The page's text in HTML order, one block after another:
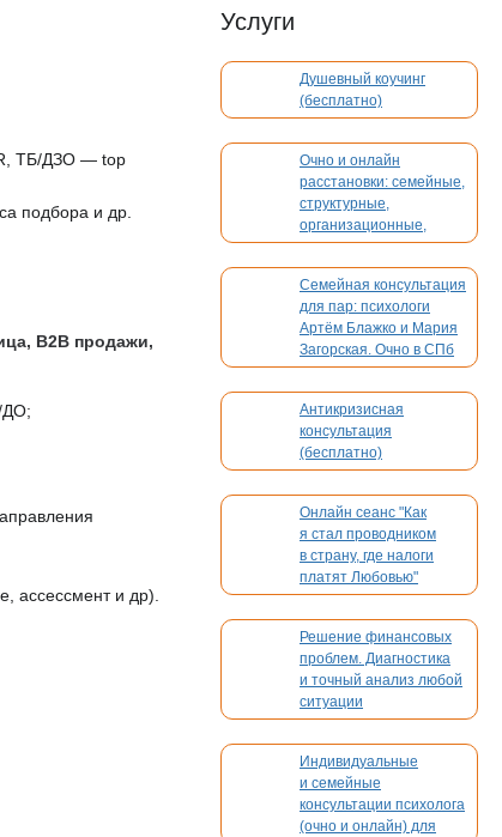
Услуги
Душевный коучинг
(бесплатно)
Очно и онлайн
расстановки: семейные,
структурные,
организационные,
духовные, кармические
Семейная консультация
для пар: психологи
Артём Блажко и Мария
Загорская. Очно в СПб
и онлайн
Антикризисная
консультация
(бесплатно)
Онлайн сеанс "Как
я стал проводником
в страну, где налоги
платят Любовью"
Решение финансовых
проблем. Диагностика
и точный анализ любой
ситуации
Индивидуальные
и семейные
консультации психолога
(очно и онлайн) для
ТБ/ДЗО — top
подбора и др.
В2В продажи,
ДО;
ассессмент и др).